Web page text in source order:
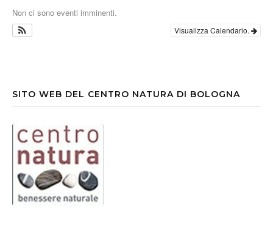
Non ci sono eventi imminenti.
Visualizza Calendario.
SITO WEB DEL CENTRO NATURA DI BOLOGNA